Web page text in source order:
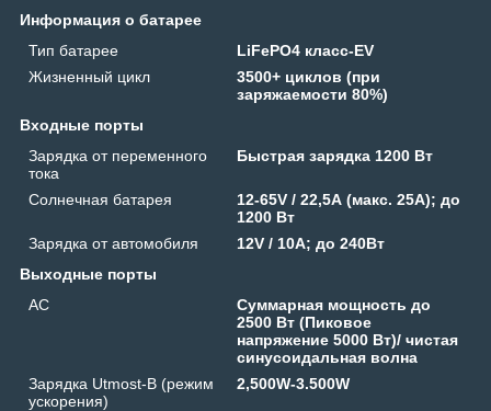
Информация о батарее
Тип батарее
LiFePO4 класс-EV
Жизненный цикл
3500+ циклов (при
заряжаемости 80%)
Входные порты
Зарядка от переменного
тока
Быстрая зарядка 1200 Вт
Солнечная батарея
12-65V / 22,5А (макс. 25А); до
1200 Вт
Зарядка от автомобиля
12V / 10A; до 240Вт
Выходные порты
AC
Суммарная мощность до
2500 Вт (Пиковое
напряжение 5000 Вт)/ чистая
синусоидальная волна
Зарядка Utmost-B (режим
ускорения)
2,500W-3.500W